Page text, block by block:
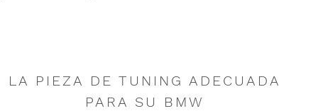
LA PIEZA DE TUNING ADECUADA
PARA SU BMW